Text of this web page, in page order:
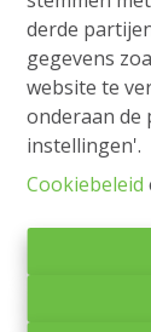
derde
gegevens
website te
onderaan de
instellingen'.
Cookiebeleid
€
1870 m²